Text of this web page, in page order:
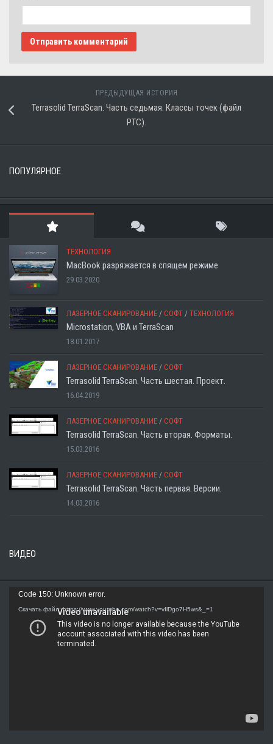
ПРЕДЫДУЩАЯ ИСТОРИЯ
Terrasolid TerraScan. Часть седьмая. Классы точек (файл
PTC).
ПОПУЛЯРНОЕ
ТЕХНОЛОГИЯ
MacBook разряжается в спящем режиме
29.03.2020
ЛАЗЕРНОЕ СКАНИРОВАНИЕ / СОФТ / ТЕХНОЛОГИЯ
Microstation, VBA и TerraScan
18.01.2017
ЛАЗЕРНОЕ СКАНИРОВАНИЕ / СОФТ
Terrasolid TerraScan. Часть шестая. Проект.
16.04.2019
ЛАЗЕРНОЕ СКАНИРОВАНИЕ / СОФТ
Terrasolid TerraScan. Часть вторая. Форматы.
15.03.2016
ЛАЗЕРНОЕ СКАНИРОВАНИЕ / СОФТ
Terrasolid TerraScan. Часть первая. Версии.
14.03.2016
ВИДЕО
Видеоплеер
Code 150: Unknown error.
Скачать файл: https://www.youtube.com/watch?v=vIlDgo7H5ws&_=1